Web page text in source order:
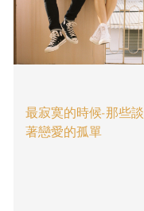
最寂寞的時候-那些談
著戀愛的孤單